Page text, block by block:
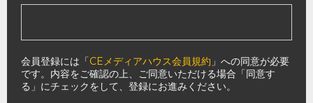
会員登録には「CEメディアハウス会員規約 」への同意が必要
です。内容をご確認の上、ご同意いただける場合「同意す
る」にチェックをして、登録にお進みください。